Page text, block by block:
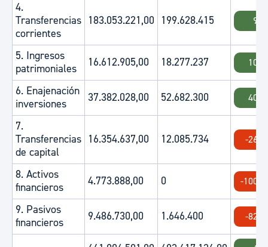
4.
Transferencias
corrientes
183.053.221,00 199.628.415
5. Ingresos
patrimoniales
16.612.905,00 18.277.237
6. Enajenación
inversiones
37.382.028,00 52.682.300
7.
Transferencias
de capital
16.354.637,00 12.085.734 -
8. Activos
financieros
4.773.888,00 0 -
9. Pasivos
financieros
9.486.730,00 1.646.400 -